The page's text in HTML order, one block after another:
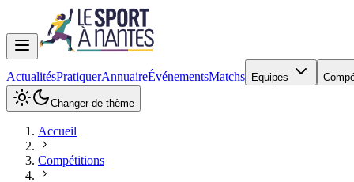
ActualitésPratiquerAnnuaireÉvénementsMatchs Equipes
Changer de thème
Accueil
Compétitions